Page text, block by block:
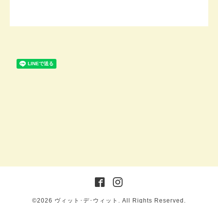
©2026 ヴィット･デ･ウィット . All Rights Reserved.